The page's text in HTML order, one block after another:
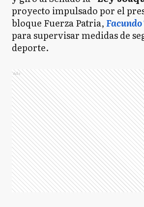
proyecto impulsado por el
bloque Fuerza Patria,
para supervisar medidas de
deporte.
Ads